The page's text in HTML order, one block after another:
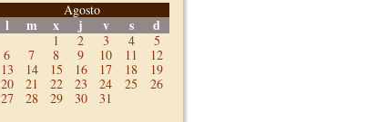
Agosto
l m x j v s d
1 2 3 4
5
6
7 8 9 10 11
12
13
14 15 16 17 18
19
20
21 22 23 24 25
26
27
28 29 30 31